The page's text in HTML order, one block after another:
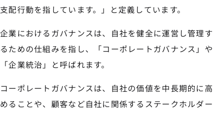
支配行動を指しています。」と定義しています。
企業におけるガバナンスは、自社を健全に運営し管理す
るための仕組みを指し、「コーポレートガバナンス」や
「企業統治」と呼ばれます。
コーポレートガバナンスは、自社の価値を中長期的に高
めることや、顧客など自社に関係するステークホルダー